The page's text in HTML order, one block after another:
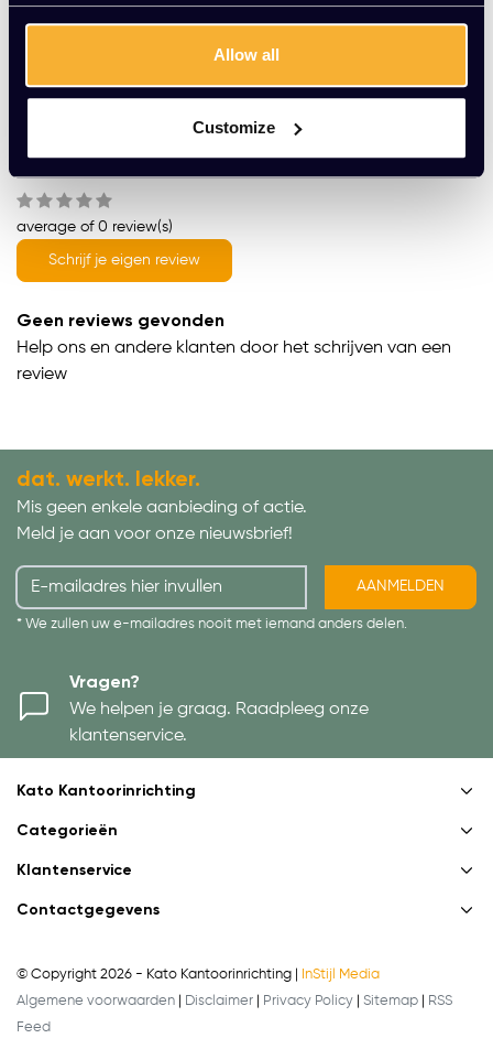
Allow all
Customize
Vrijblijvende offerte
Meer dan 20 jaar ervaring
Productomschrijving
average of 0 review(s)
Schrijf je eigen review
Geen reviews gevonden
Help ons en andere klanten door het schrijven van een
review
dat. werkt. lekker.
Mis geen enkele aanbieding of actie.
Meld je aan voor onze nieuwsbrief!
AANMELDEN
* We zullen uw e-mailadres nooit met iemand anders delen.
Vragen?
We helpen je graag. Raadpleeg onze
klantenservice.
Kato Kantoorinrichting
Categorieën
Klantenservice
Contactgegevens
© Copyright 2026 - Kato Kantoorinrichting |
InStijl Media
Algemene voorwaarden
Disclaimer Privacy Policy Sitemap
RSS
Feed